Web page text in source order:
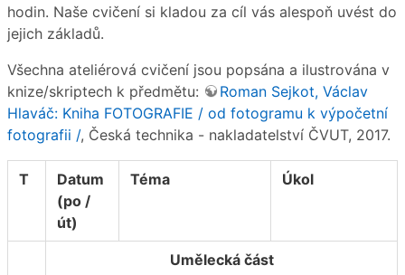
hodin. Naše cvičení si kladou za cíl vás alespoň uvést do
jejich základů.
Všechna ateliérová cvičení jsou popsána a ilustrována v
knize/skriptech k předmětu:
Roman Sejkot, Václav
Hlaváč: Kniha FOTOGRAFIE / od fotogramu k výpočetní
fotografii /, Česká technika - nakladatelství ČVUT, 2017.
T
Datum
(po /
út)
Téma Úkol
Umělecká část